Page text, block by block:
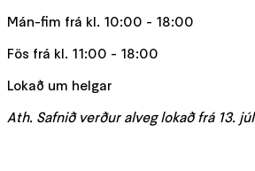
Mán-fim frá kl. 10:00 - 18:00
Fös frá kl. 11:00 - 18:00
Lokað um helgar
Ath. Safnið verður alveg lokað frá 13.